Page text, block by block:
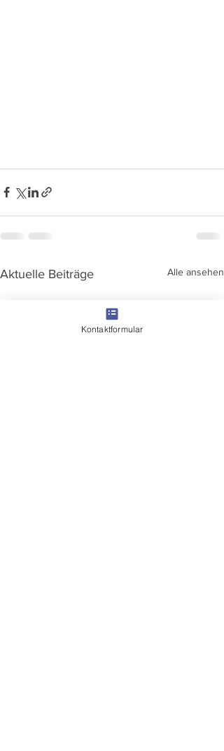
Aktuelle Beiträge Alle ansehen
Kontaktformular